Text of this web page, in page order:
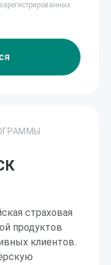
страховая
продуктов
клиентов.